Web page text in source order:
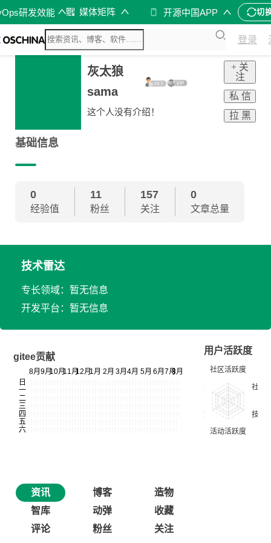
研发效能 媒体矩阵 开源中国APP 切
登录
灰太狼
sama
这个人没有介绍！
+ 关
注
私 信
拉 黑
基础信息
0
经验值
11
粉丝
157
关注
0
文章总量
技术雷达
专长领域：暂无信息
开发平台：暂无信息
gitee贡献
用户活跃度
资讯 博客
造物
智库
动弹
收藏
评论
粉丝 关注